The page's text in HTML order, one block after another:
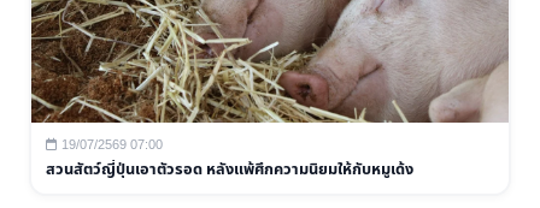
19/07/2569 07:00
สวนสัตว์ญี่ปุ่นเอาตัวรอด หลังแพ้ศึกความนิยมให้กับหมูเด้ง